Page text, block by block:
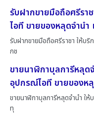
รับฝากขายมือถือศรีรา
ไอที ขายของหลุดจำน
รับฝากขายมือถือศรีราชา ให้บ
กช
ขายนาฬิกาบุลการีหลุด
อุปกรณ์ไอที ขายของห
ขายนาฬิกาบุลการีหลุดจำนำ ใ
ทุ